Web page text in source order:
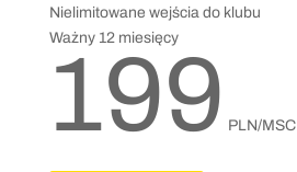
Nielimitowane wejścia do klubu
Ważny 12 miesięcy
199 PLN/MSC